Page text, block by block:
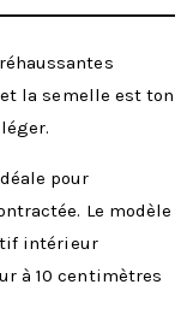
la semelle est ton
pour
Le modèle
intérieur
à 10 centimètres